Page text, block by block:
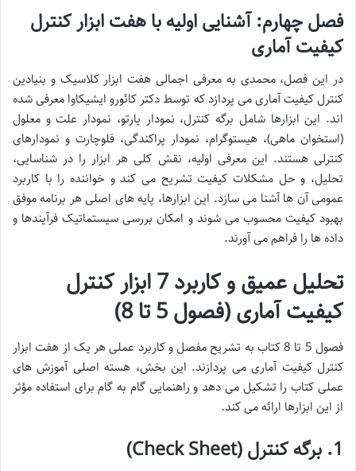
فصل چهارم: آشنایی اولیه با هفت ابزار کنترل
کیفیت آماری
در این فصل، محمدی به معرفی اجمالی هفت ابزار کلاسیک و بنیادین
کنترل کیفیت آماری می پردازد که توسط دکتر کائورو ایشیکاوا معرفی شده
اند. این ابزارها شامل برگه کنترل، نمودار پارتو، نمودار علت و معلول
(استخوان ماهی)، هیستوگرام، نمودار پراکندگی، فلوچارت و نمودارهای
کنترلی هستند. این معرفی اولیه، نقش کلی هر ابزار را در شناسایی،
تحلیل، و حل مشکلات کیفیت تشریح می کند و خواننده را با کاربرد
عمومی آن ها آشنا می سازد. این ابزارها، پایه های اصلی هر برنامه موفق
بهبود کیفیت محسوب می شوند و امکان بررسی سیستماتیک فرآیندها و
داده ها را فراهم می آورند.
تحلیل عمیق و کاربرد 7 ابزار کنترل
کیفیت آماری (فصول 5 تا 8)
فصول 5 تا 8 کتاب به تشریح مفصل و کاربرد عملی هر یک از هفت ابزار
کنترل کیفیت آماری می پردازند. این بخش، هسته اصلی آموزش های
عملی کتاب را تشکیل می دهد و راهنمایی گام به گام برای استفاده مؤثر
از این ابزارها ارائه می کند.
1. برگه کنترل (Check Sheet)